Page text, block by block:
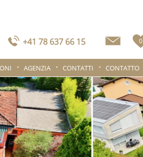
+41 78 637 66 15 0
AGENZIA CONTATTI CONTATTO